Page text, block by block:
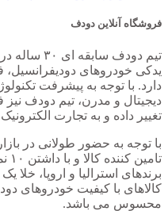
فروشگاه آنلاین دودف
تیم دودف
یدکی خودروهای
دارد. با توجه به پیشرفت
دیجیتال و مدرن، تیم دودف نیز
تغییر داده و به تجارت
با توجه به حضور طولانی در
برندهای استرالیا و اروپا،
کالاهای با کیفیت خودروهای
محسوس می باشد.